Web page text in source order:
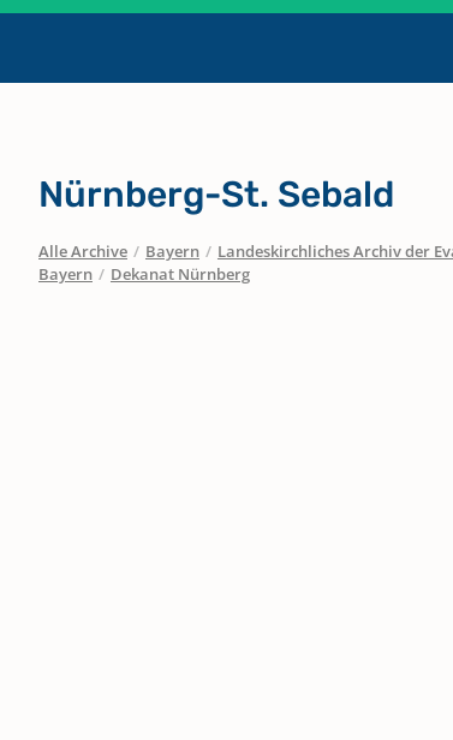
Nürnberg-St. Sebald
Alle Archive / Bayern / Landeskirchliches Archiv der
Bayern / Dekanat Nürnberg